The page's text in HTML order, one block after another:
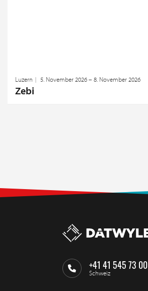
Luzern 5. November 2026 – 8. November 2026
Zebi
+41 41 545 73 00
Schweiz